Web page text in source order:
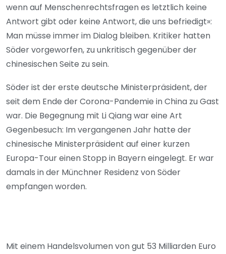
wenn auf Menschenrechtsfragen es letztlich keine
Antwort gibt oder keine Antwort, die uns befriedigt»:
Man müsse immer im Dialog bleiben. Kritiker hatten
Söder vorgeworfen, zu unkritisch gegenüber der
chinesischen Seite zu sein.
Söder ist der erste deutsche Ministerpräsident, der
seit dem Ende der Corona-Pandemie in China zu Gast
war. Die Begegnung mit Li Qiang war eine Art
Gegenbesuch: Im vergangenen Jahr hatte der
chinesische Ministerpräsident auf einer kurzen
Europa-Tour einen Stopp in Bayern eingelegt. Er war
damals in der Münchner Residenz von Söder
empfangen worden.
Mit einem Handelsvolumen von gut 53 Milliarden Euro